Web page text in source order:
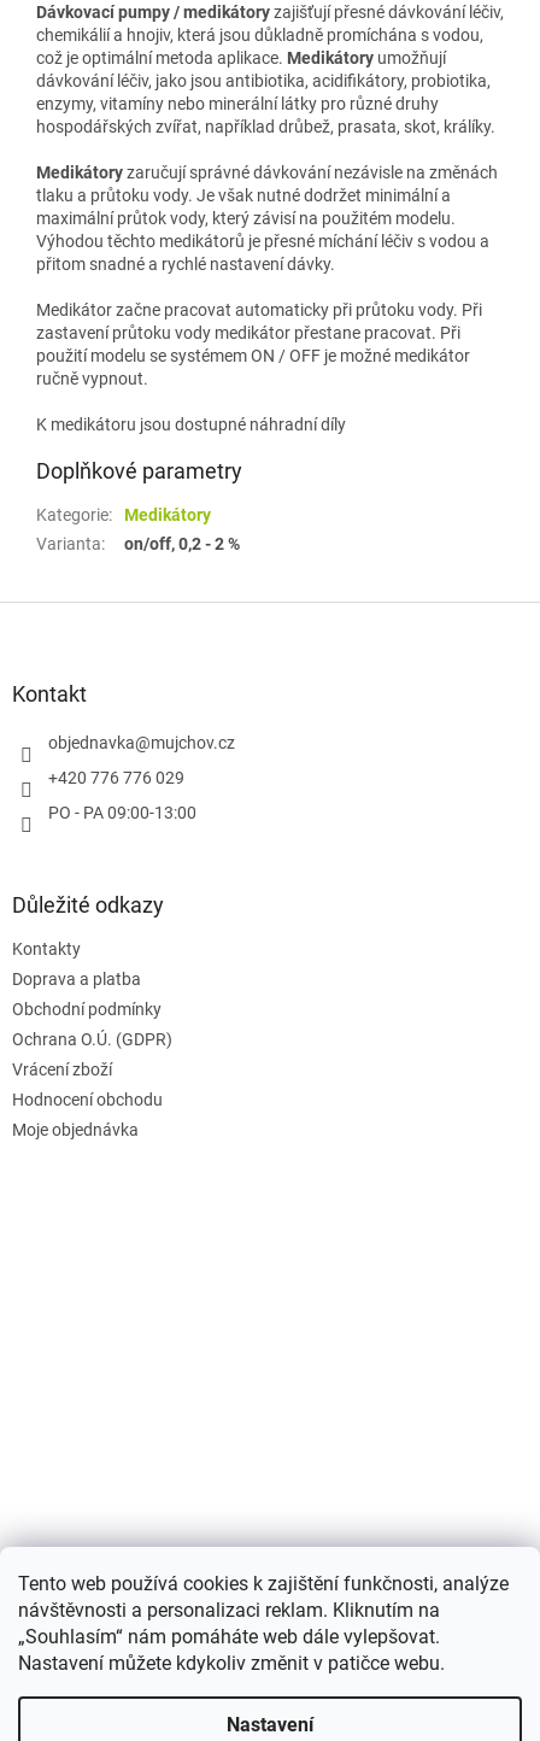
Tento web používá cookies k zajištění funkčnosti, analýze
návštěvnosti a personalizaci reklam. Kliknutím na
„Souhlasím“ nám pomáháte web dále vylepšovat.
Nastavení můžete kdykoliv změnit v patičce webu.
Nastavení
Dávkovací pumpy / medikátoryzajišťují přesné dávkování léčiv,
chemikálií a hnojiv, která jsou důkladně promíchána s vodou,
což je optimální metoda aplikace. Medikátory umožňují
dávkování léčiv, jako jsou antibiotika, acidifikátory, probiotika,
enzymy, vitamíny nebo minerální látky pro různé druhy
hospodářských zvířat, například drůbež, prasata, skot, králíky.
Medikátoryzaručují správné dávkování nezávisle na změnách
tlaku a průtoku vody. Je však nutné dodržet minimální a
maximální průtok vody, který závisí na použitém modelu.
Výhodou těchto medikátorů je přesné míchání léčiv s vodou a
přitom snadné a rychlé nastavení dávky.
Medikátor začne pracovat automaticky při průtoku vody. Při
zastavení průtoku vody medikátor přestane pracovat. Při
použití modelu se systémem ON / OFF je možné medikátor
ručně vypnout.
K medikátoru jsou dostupné náhradní díly
Doplňkové parametry
Kategorie:
Medikátory
Varianta: on/off, 0,2 - 2 %
Kontakt
objednavka@mujchov.cz
+420 776 776 029
PO - PA 09:00-13:00
Důležité odkazy
Kontakty
Doprava a platba
Obchodní podmínky
Ochrana O.Ú. (GDPR)
Vrácení zboží
Hodnocení obchodu
Moje objednávka
0KS /0 KČ